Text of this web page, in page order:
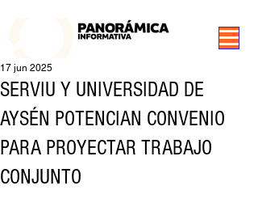
SERVIU Y UNIVERSIDAD DE
AYSÉN POTENCIAN CONVENIO
PARA PROYECTAR TRABAJO
CONJUNTO
17 jun 2025